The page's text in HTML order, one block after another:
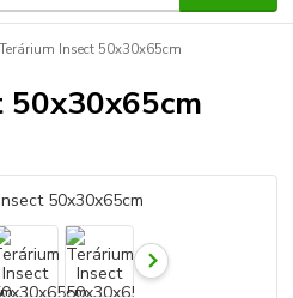
Terárium Insect 50x30x65cm
50x30x65cm